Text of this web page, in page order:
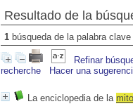
Resultado de la
1 búsqueda de la palabra clave
Refinar
recherche
Hacer una
La enciclopedia de la